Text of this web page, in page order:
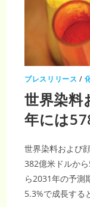
プレスリリース /
世界染料
年には
世界染料および
382億米ドルか
ら2031年の予測
5.3%で成長する